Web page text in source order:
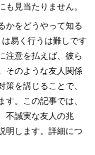
見当たりません。
かをどうやって知る
易く行うは難しです
注意を払えば、彼ら
そのような友人関係
を講じることで、
。この記事では、
不誠実な友人の兆
明します。詳細につ